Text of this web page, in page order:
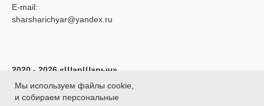
E-mail:
sharsharichyar@yandex.ru
2020 - 2026 «ШарШарыч»
- Доставка воздушных
шаров в Ярославле.
Мы используем файлы cookie,
и собираем персональные